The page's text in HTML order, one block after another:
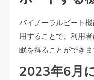
バイノーラルビート
用することで、利用
眠を得ることができま
2023年6月